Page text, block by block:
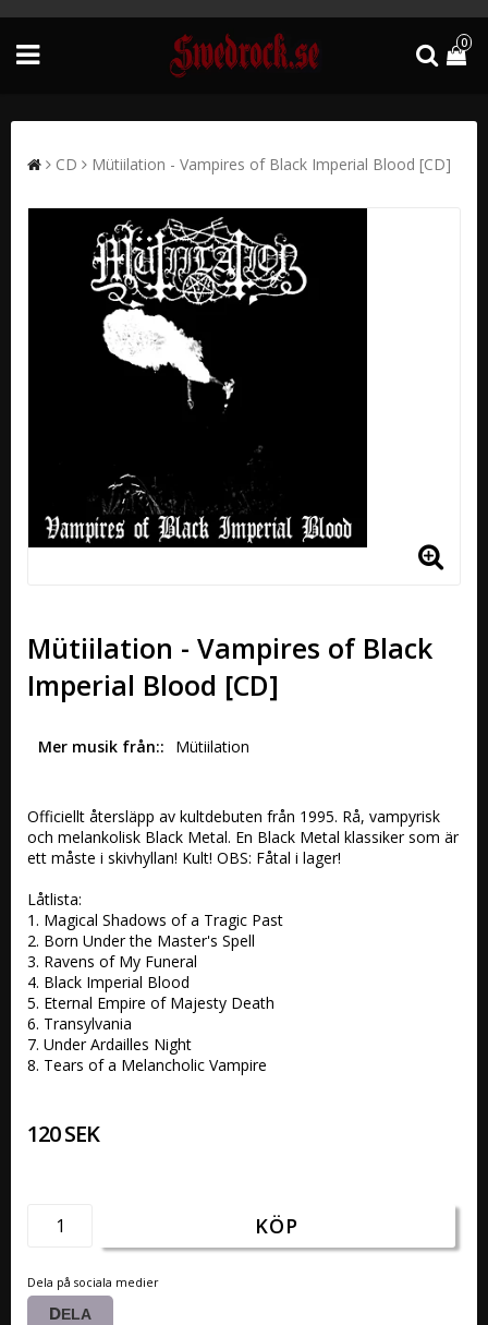
0
CD Mütiilation - Vampires of Black Imperial Blood [CD]
Mütiilation - Vampires of Black
Imperial Blood [CD]
Mer musik från: Mütiilation
Officiellt återsläpp av kultdebuten från 1995. Rå, vampyrisk
och melankolisk Black Metal. En Black Metal klassiker som är
ett måste i skivhyllan! Kult! OBS: Fåtal i lager!
Låtlista:
1. Magical Shadows of a Tragic Past
2. Born Under the Master's Spell
3. Ravens of My Funeral
4. Black Imperial Blood
5. Eternal Empire of Majesty Death
6. Transylvania
7. Under Ardailles Night
8. Tears of a Melancholic Vampire
120 SEK
KÖP
Dela på sociala medier
DELA